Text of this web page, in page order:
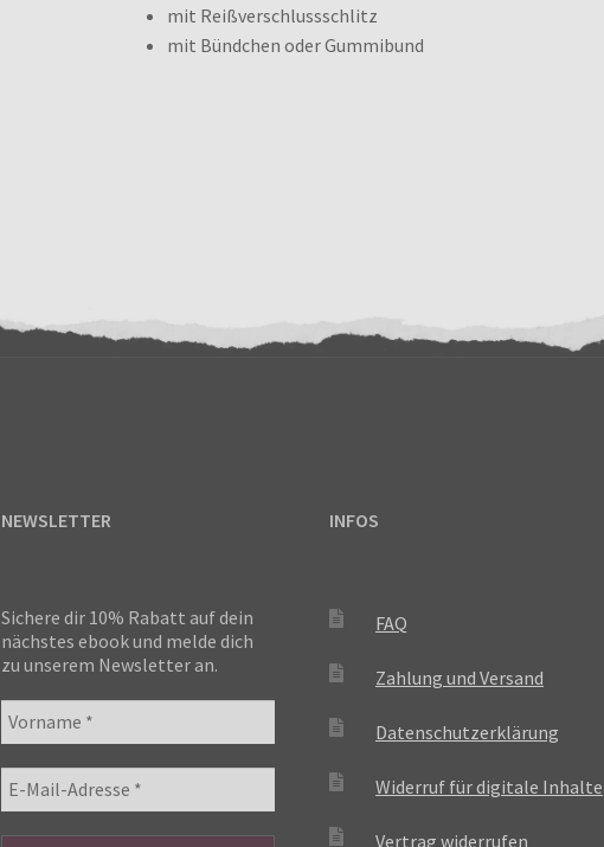
mit Reißverschlussschlitz
mit Bündchen oder Gummibund
NEWSLETTER
Sichere dir 10% Rabatt auf dein
nächstes ebook und melde dich
zu unserem Newsletter an.
INFOS
FAQ
Zahlung und Versand
Datenschutzerklärung
Widerruf für digitale Inhalte
Vertrag widerrufen